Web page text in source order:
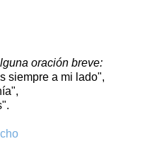
oración breve:
siempre a mi lado",